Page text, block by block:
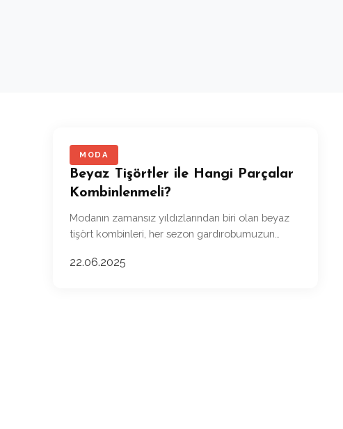
MODA
Beyaz Tişörtler ile Hangi Parçalar
Kombinlenmeli?
Modanın zamansız yıldızlarından biri olan beyaz
tişört kombinleri, her sezon gardırobumuzun
22.06.2025